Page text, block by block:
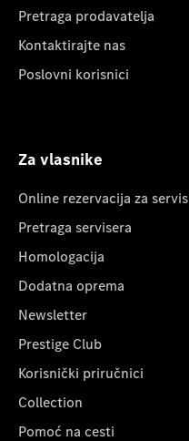
Pretraga prodavatelja
Kontaktirajte nas
Poslovni korisnici
Za vlasnike
Online rezervacija za servis
Pretraga servisera
Homologacija
Dodatna oprema
Newsletter
Prestige Club
Korisnički priručnici
Collection
Pomoć na cesti